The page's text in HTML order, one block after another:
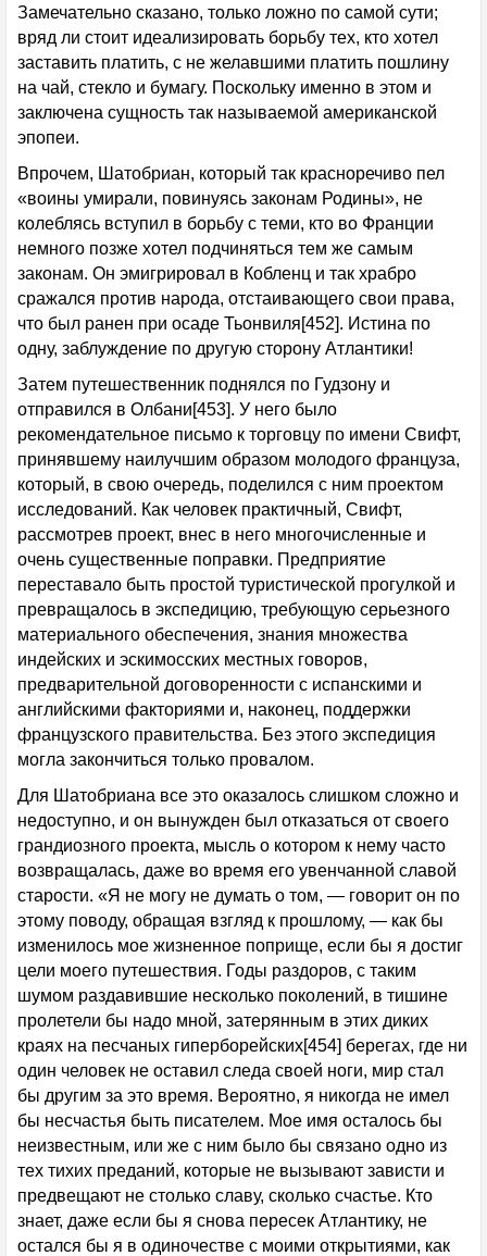
Замечательно сказано, только ложно по самой сути;
вряд ли стоит идеализировать борьбу тех, кто хотел
заставить платить, с не желавшими платить пошлину
на чай, стекло и бумагу. Поскольку именно в этом и
заключена сущность так называемой американской
эпопеи.
Впрочем, Шатобриан, который так красноречиво пел
«воины умирали, повинуясь законам Родины», не
колеблясь вступил в борьбу с теми, кто во Франции
немного позже хотел подчиняться тем же самым
законам. Он эмигрировал в Кобленц и так храбро
сражался против народа, отстаивающего свои права,
что был ранен при осаде Тьонвиля[452]. Истина по
одну, заблуждение по другую сторону Атлантики!
Затем путешественник поднялся по Гудзону и
отправился в Олбани[453]. У него было
рекомендательное письмо к торговцу по имени Свифт,
принявшему наилучшим образом молодого француза,
который, в свою очередь, поделился с ним проектом
исследований. Как человек практичный, Свифт,
рассмотрев проект, внес в него многочисленные и
очень существенные поправки. Предприятие
переставало быть простой туристической прогулкой и
превращалось в экспедицию, требующую серьезного
материального обеспечения, знания множества
индейских и эскимосских местных говоров,
предварительной договоренности с испанскими и
английскими факториями и, наконец, поддержки
французского правительства. Без этого экспедиция
могла закончиться только провалом.
Для Шатобриана все это оказалось слишком сложно и
недоступно, и он вынужден был отказаться от своего
грандиозного проекта, мысль о котором к нему часто
возвращалась, даже во время его увенчанной славой
старости. «Я не могу не думать о том, — говорит он по
этому поводу, обращая взгляд к прошлому, — как бы
изменилось мое жизненное поприще, если бы я достиг
цели моего путешествия. Годы раздоров, с таким
шумом раздавившие несколько поколений, в тишине
пролетели бы надо мной, затерянным в этих диких
краях на песчаных гиперборейских[454] берегах, где ни
один человек не оставил следа своей ноги, мир стал
бы другим за это время. Вероятно, я никогда не имел
бы несчастья быть писателем. Мое имя осталось бы
неизвестным, или же с ним было бы связано одно из
тех тихих преданий, которые не вызывают зависти и
предвещают не столько славу, сколько счастье. Кто
знает, даже если бы я снова пересек Атлантику, не
остался бы я в одиночестве с моими открытиями, как